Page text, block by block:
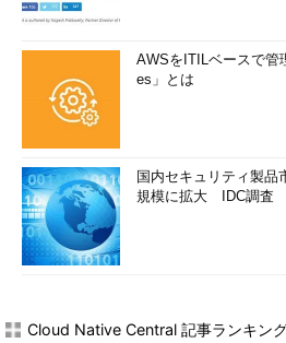
AWSをITILベースで管
es」とは
国内セキュリティ製品
規模に拡大 IDC調査
Cloud Native Central 記事ランキン